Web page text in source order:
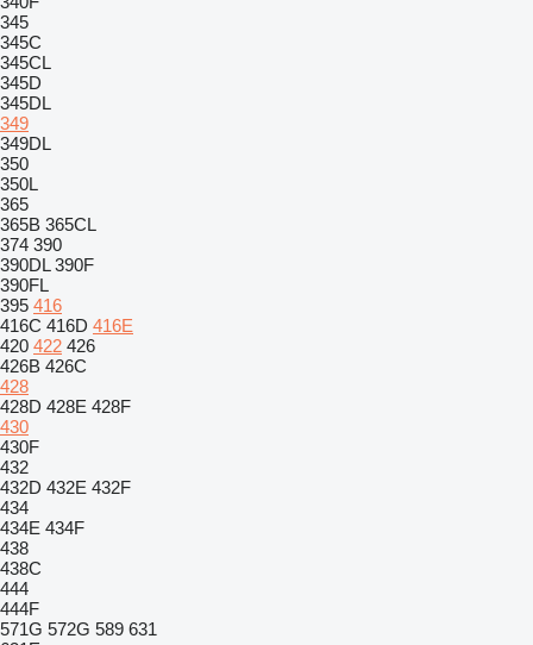
345
345C
345CL
345D
345DL
349
349DL
350
350L
365
365B 365CL
374 390
390DL 390F
390FL
395 416
416C 416D 416E
420 422 426
426B 426C
428
428D 428E 428F
430
430F
432
432D 432E 432F
434
434E 434F
438
438C
444
444F
571G 572G 589 631